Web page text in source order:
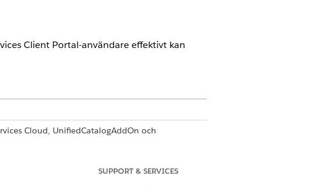
Client Portal-användare effektivt kan
Cloud, UnifiedCatalogAddOn och
på ett och samma ställe, så att dina
SUPPORT & SERVICES